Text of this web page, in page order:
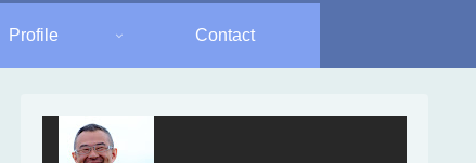
Profile Contact